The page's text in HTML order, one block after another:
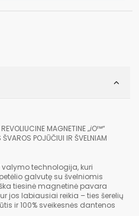
MAGNETINE „iO™“
POJŪČIUI IR ŠVELNIAM
valymo technologija, kuri
galvutę su švelniomis
tiesinė magnetinė pavara
jos labiausiai reikia – ties šerelių
ir 100% sveikesnės dantenos